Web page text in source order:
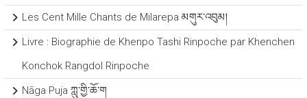
Les Cent Mille Chants de Milarepa མགུར་འབུམ།
Livre : Biographie de Khenpo Tashi Rinpoche par Khenchen
Konchok Rangdol Rinpoche
Nāga Puja ཀླུ་གྱི་ཆོ་ག